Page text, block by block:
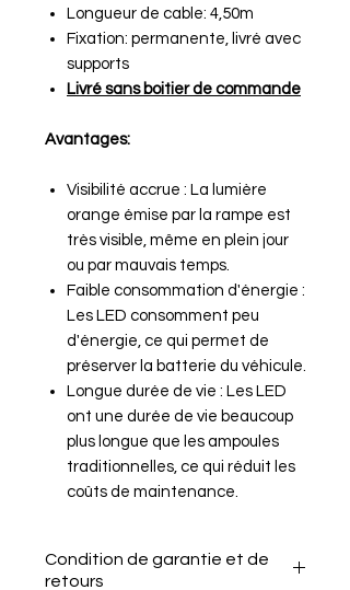
Longueur de cable: 4,50m
Fixation: permanente, livré avec
supports
Livré sans boitier de commande
Avantages:
Visibilité accrue : La lumière
orange émise par la rampe est
très visible, même en plein jour
ou par mauvais temps.
Faible consommation d'énergie :
Les LED consomment peu
d'énergie, ce qui permet de
préserver la batterie du véhicule.
Longue durée de vie : Les LED
ont une durée de vie beaucoup
plus longue que les ampoules
traditionnelles, ce qui réduit les
coûts de maintenance.
Condition de garantie et de
retours